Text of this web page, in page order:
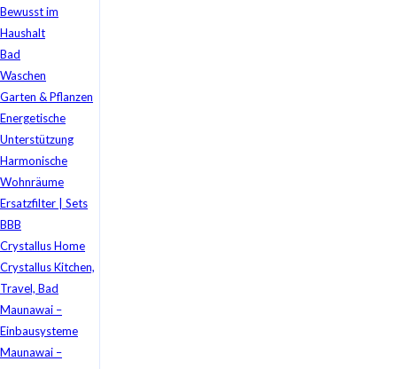
Bewusst im
Haushalt
Bad
Waschen
Garten & Pflanzen
Energetische
Unterstützung
Harmonische
Wohnräume
Ersatzfilter | Sets
BBB
Crystallus Home
Crystallus Kitchen,
Travel, Bad
Maunawai –
Einbausysteme
Maunawai –